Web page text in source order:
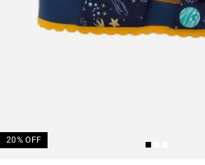
20% OFF